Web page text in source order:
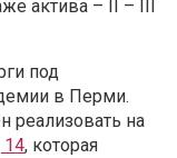
актива – II – III
под
в Перми.
реализовать на
14, которая